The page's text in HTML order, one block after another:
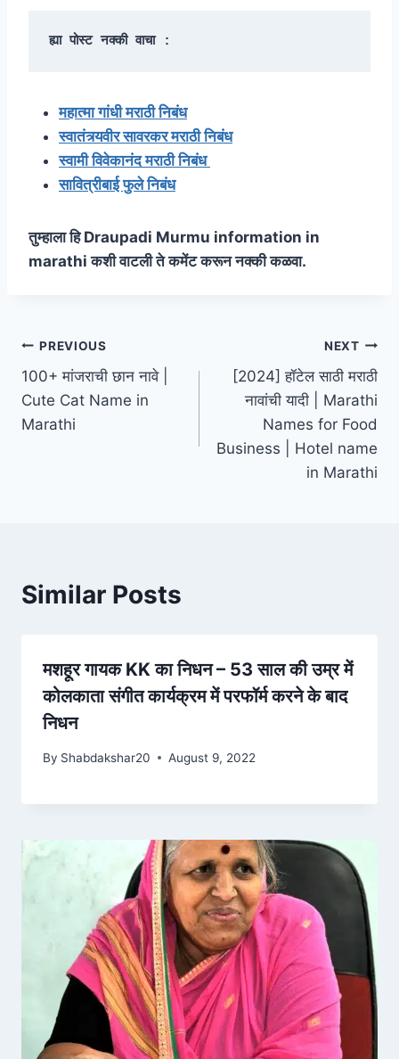
ह्या पोस्ट नक्की वाचा :
महात्मा गांधी मराठी निबंध
स्वातंत्र्यवीर सावरकर मराठी निबंध
स्वामी विवेकानंद मराठी निबंध
सावित्रीबाई फुले निबंध
तुम्हाला हि Draupadi Murmu information in
marathi कशी वाटली ते कमेंट करून नक्की कळवा.
Post
navigation
PREVIOUS
100+ मांजराची छान नावे |
Cute Cat Name in
Marathi
NEXT
[2024] हॉटेल साठी मराठी
नावांची यादी | Marathi
Names for Food
Business | Hotel name
in Marathi
Similar Posts
मशहूर गायक KK का निधन – 53 साल की उम्र में
कोलकाता संगीत कार्यक्रम में परफॉर्म करने के बाद
निधन
By Shabdakshar20 August 9, 2022